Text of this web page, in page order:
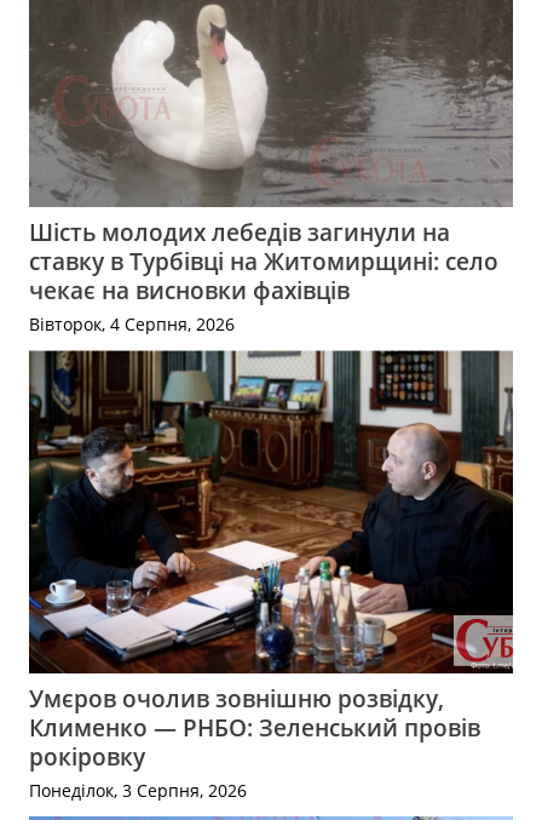
Шість молодих лебедів загинули на
ставку в Турбівці на Житомирщині: село
чекає на висновки фахівців
Вівторок, 4 Серпня, 2026
Умєров очолив зовнішню розвідку,
Клименко — РНБО: Зеленський провів
рокіровку
Понеділок, 3 Серпня, 2026